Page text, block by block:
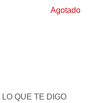
Agotado
LO QUE TE DIGO